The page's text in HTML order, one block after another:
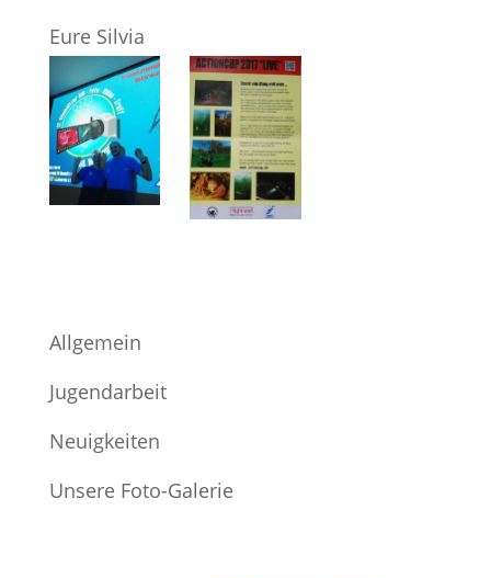
Eure Silvia
Allgemein
Jugendarbeit
Neuigkeiten
Unsere Foto-Galerie